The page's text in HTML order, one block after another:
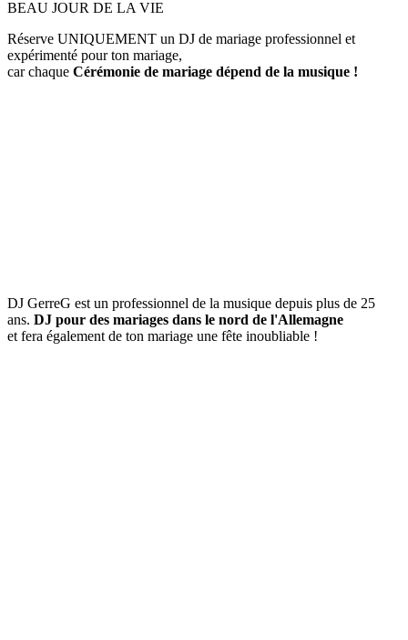
BEAU JOUR DE LA VIE
Réserve UNIQUEMENT un DJ de mariage professionnel et
expérimenté pour ton mariage,
car chaque Cérémonie de mariage dépend de la musique !
DJ GerreG est un professionnel de la musique depuis plus de 25
ans. DJ pour des mariages dans le nord de l'Allemagne
et fera également de ton mariage une fête inoubliable !